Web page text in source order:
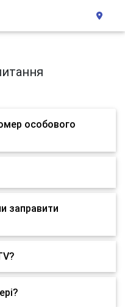
особового
заправити